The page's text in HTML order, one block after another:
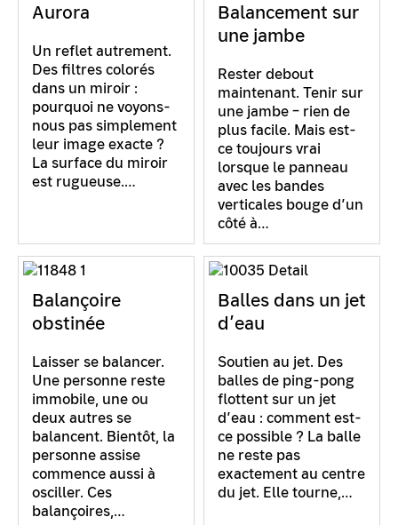
Aurora
Un reflet autrement.
Des filtres colorés
dans un miroir :
pourquoi ne voyons-
nous pas simplement
leur image exacte ?
La surface du miroir
est rugueuse.…
Balancement sur
une jambe
Rester debout
maintenant. Tenir sur
une jambe – rien de
plus facile. Mais est-
ce toujours vrai
lorsque le panneau
avec les bandes
verticales bouge d’un
côté à…
Balançoire
obstinée
Laisser se balancer.
Une personne reste
immobile, une ou
deux autres se
balancent. Bientôt, la
personne assise
commence aussi à
osciller. Ces
balançoires,…
Balles dans un jet
d’eau
Soutien au jet. Des
balles de ping-pong
flottent sur un jet
d’eau : comment est-
ce possible ? La balle
ne reste pas
exactement au centre
du jet. Elle tourne,…